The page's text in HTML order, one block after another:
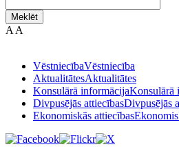
Meklēt
A A
VēstniecībaVēstniecība
AktualitātesAktualitātes
Konsulārā informācijaKonsulārā
Divpusējās attiecībasDivpusējās
Ekonomiskās attiecības